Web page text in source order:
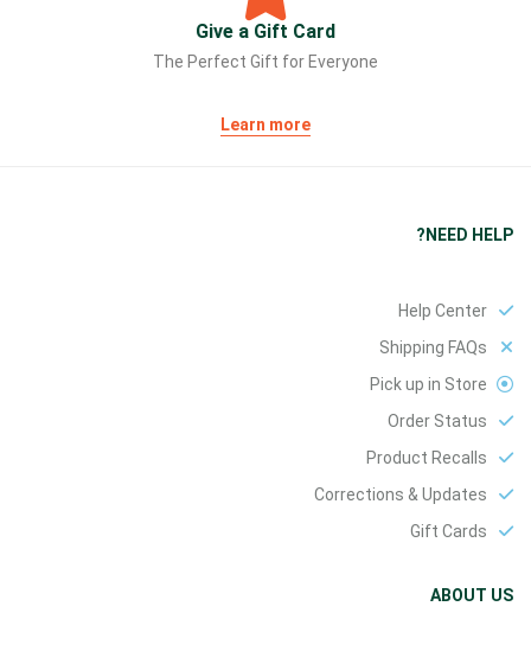
Give a Gift Card
The Perfect Gift for Everyone
Learn more
NEED HELP?
Help Center
Shipping FAQs
Pick up in Store
Order Status
Product Recalls
Corrections & Updates
Gift Cards
ABOUT US